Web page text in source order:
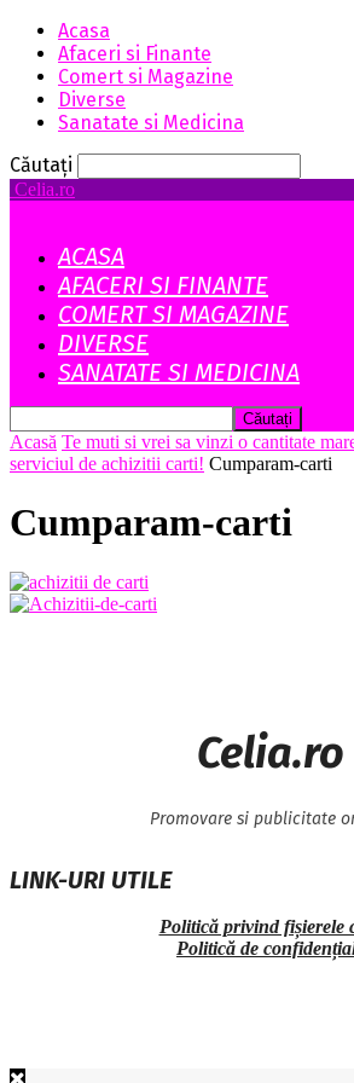
Acasa
Afaceri si Finante
Comert si Magazine
Diverse
Sanatate si Medicina
Căutați
Celia.ro
ACASA
AFACERI SI FINANTE
COMERT SI MAGAZINE
DIVERSE
SANATATE SI MEDICINA
Acasă Te muti si vrei sa vinzi o cantitate
serviciul de achizitii carti! Cumparam-carti
Cumparam-carti
Celia.ro
Promovare si publicitate
LINK-URI UTILE
Politică privind fișierele
Politică de